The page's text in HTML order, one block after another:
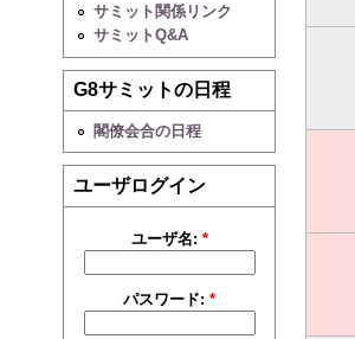
サミット関係リンク
サミットQ&A
G8サミットの日程
閣僚会合の日程
ユーザログイン
ユーザ名: *
パスワード:*